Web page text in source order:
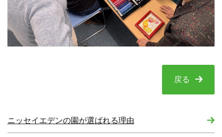
戻る
ニッセイエデンの園が選ばれる理由